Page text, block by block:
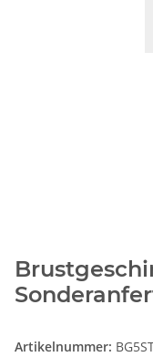
Artikelnummer: